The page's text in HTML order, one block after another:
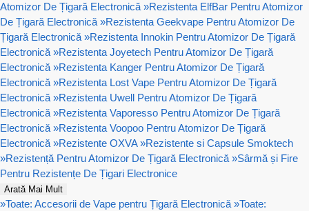
Atomizor De Țigară Electronică »Rezistenta ElfBar Pentru Atomizor
De Țigară Electronică »Rezistenta Geekvape Pentru Atomizor De
Țigară Electronică »Rezistenta Innokin Pentru Atomizor De Țigară
Electronică »Rezistenta Joyetech Pentru Atomizor De Țigară
Electronică »Rezistenta Kanger Pentru Atomizor De Țigară
Electronică »Rezistenta Lost Vape Pentru Atomizor De Țigară
Electronică »Rezistenta Uwell Pentru Atomizor De Țigară
Electronică »Rezistenta Vaporesso Pentru Atomizor De Țigară
Electronică »Rezistenta Voopoo Pentru Atomizor De Țigară
Electronică »Rezistente OXVA »Rezistente si Capsule Smoktech
»Rezistență Pentru Atomizor De Țigară Electronică »Sârmă și Fire
Pentru Rezistențe De Țigari Electronice
Arată Mai Mult
»Toate: Accesorii de Vape pentru Țigară Electronică »Toate: